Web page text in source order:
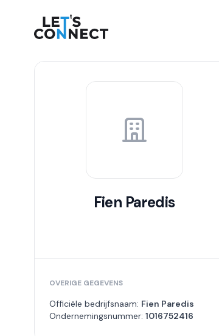
Let's Connect
Fien Paredis
OVERIGE GEGEVENS
Officiële bedrijfsnaam: Fien Paredis
Ondernemingsnummer: 1016752416